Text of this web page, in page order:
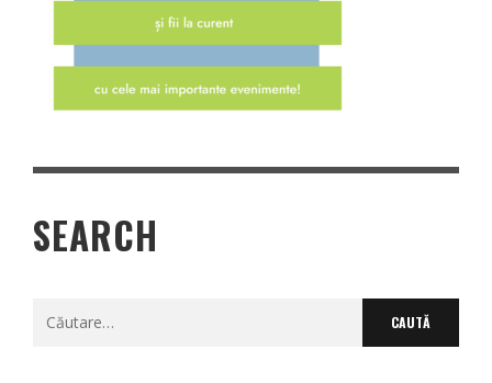
SEARCH
Caută